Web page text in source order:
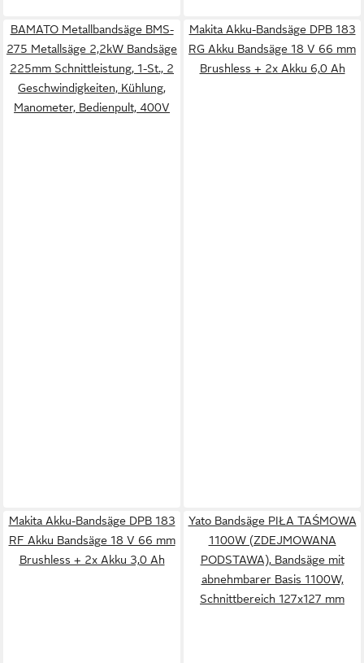
BAMATO Metallbandsäge BMS-
275 Metallsäge 2,2kW Bandsäge
225mm Schnittleistung, 1-St., 2
Geschwindigkeiten, Kühlung,
Manometer, Bedienpult, 400V
Makita Akku-Bandsäge DPB 183
RG Akku Bandsäge 18 V 66 mm
Brushless + 2x Akku 6,0 Ah
Makita Akku-Bandsäge DPB 183
RF Akku Bandsäge 18 V 66 mm
Brushless + 2x Akku 3,0 Ah
Yato Bandsäge PIŁA TAŚMOWA
1100W (ZDEJMOWANA
PODSTAWA), Bandsäge mit
abnehmbarer Basis 1100W,
Schnittbereich 127x127 mm